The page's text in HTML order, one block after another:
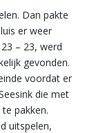
Dan pakte
er weer
– 23, werd
gevonden.
voordat er
die met
pakken.
uitspelen,